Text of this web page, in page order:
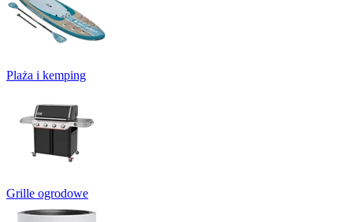
Plaża i kemping
Grille ogrodowe